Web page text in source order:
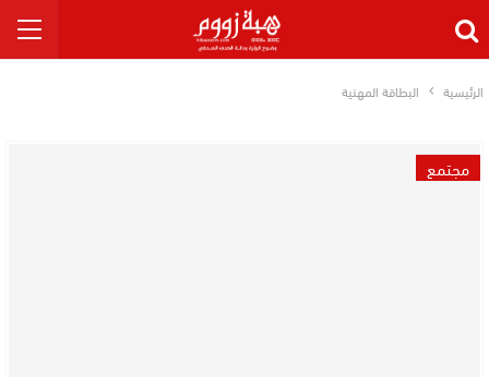
الرئيسية البطاقة المهنية
مجتمع